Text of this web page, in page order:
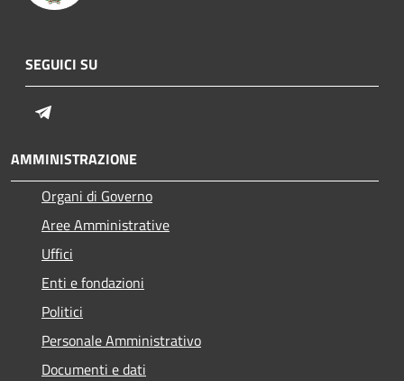
SEGUICI SU
AMMINISTRAZIONE
Organi di Governo
Aree Amministrative
Uffici
Enti e fondazioni
Politici
Personale Amministrativo
Documenti e dati